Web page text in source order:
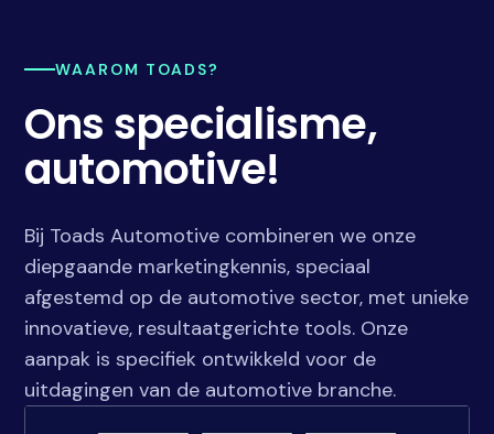
WAAROM TOADS?
Ons specialisme,
automotive!
Bij Toads Automotive combineren we onze
diepgaande marketingkennis, speciaal
afgestemd op de automotive sector, met unieke
innovatieve, resultaatgerichte tools. Onze
aanpak is specifiek ontwikkeld voor de
uitdagingen van de automotive branche.